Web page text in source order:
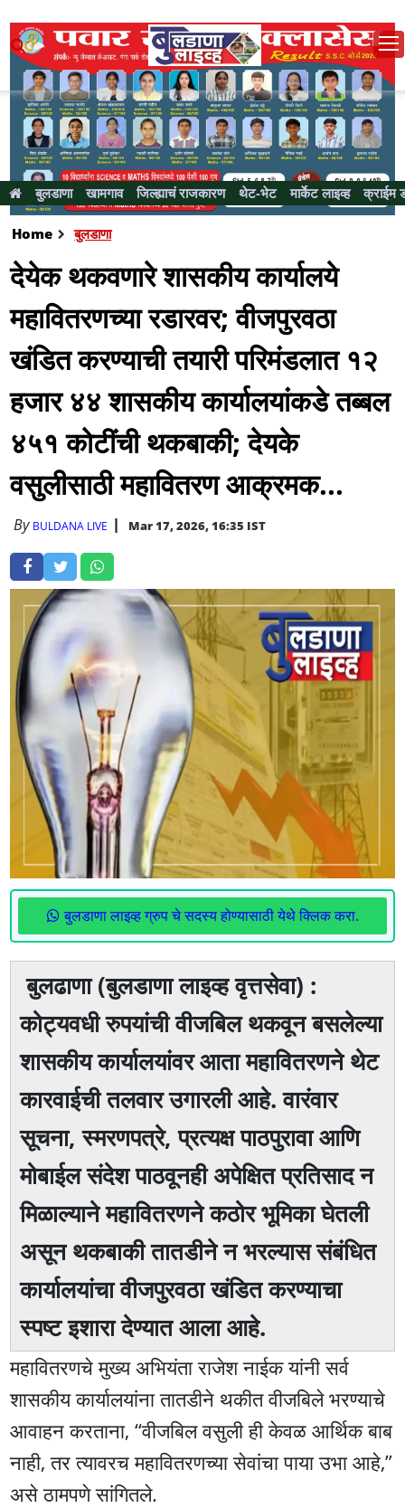
बुलडाणा खामगाव जिल्ह्याचं राजकारण थेट-भेट मार्केट लाइव्ह क्राईम
Home बुलडाणा
देयेक थकवणारे शासकीय कार्यालये
महावितरणच्या रडारवर; वीजपुरवठा
खंडित करण्याची तयारी परिमंडलात १२
हजार ४४ शासकीय कार्यालयांकडे तब्बल
४५१ कोटींची थकबाकी; देयके
वसुलीसाठी महावितरण आक्रमक...
By BULDANA LIVE Mar 17, 2026, 16:35 IST
बुलडाणा लाइव्ह ग्रुप चे सदस्य होण्यासाठी येथे क्लिक करा.
बुलढाणा (बुलडाणा लाइव्ह वृत्तसेवा) :
कोट्यवधी रुपयांची वीजबिल थकवून बसलेल्या
शासकीय कार्यालयांवर आता महावितरणने थेट
कारवाईची तलवार उगारली आहे. वारंवार
सूचना, स्मरणपत्रे, प्रत्यक्ष पाठपुरावा आणि
मोबाईल संदेश पाठवूनही अपेक्षित प्रतिसाद न
मिळाल्याने महावितरणने कठोर भूमिका घेतली
असून थकबाकी तातडीने न भरल्यास संबंधित
कार्यालयांचा वीजपुरवठा खंडित करण्याचा
स्पष्ट इशारा देण्यात आला आहे.
महावितरणचे मुख्य अभियंता राजेश नाईक यांनी सर्व
शासकीय कार्यालयांना तातडीने थकीत वीजबिले भरण्याचे
आवाहन करताना, “वीजबिल वसुली ही केवळ आर्थिक बाब
नाही, तर त्यावरच महावितरणच्या सेवांचा पाया उभा आहे,”
असे ठामपणे सांगितले.